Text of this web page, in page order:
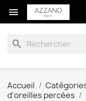

search
Accueil
d'oreilles percées